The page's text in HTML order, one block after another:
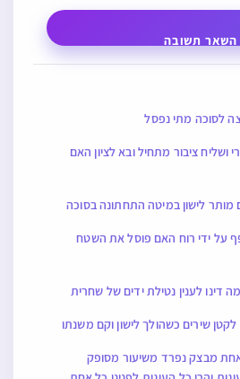
השאר תשובה
לסוכה מתי נפסל
ושליח ציבור מתחיל ובא לציון האם
מותר לישון במיטה התחתונה בסוכה
על ידי רוח האם פוסל את השטח
דינו לענין נטילת ידים של שחרית
שירים כשהולך לישון וקם משנתו
מבצק נפרד משיעור מסופק